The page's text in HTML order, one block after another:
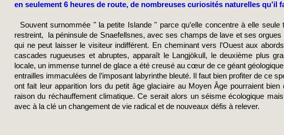
en seulement 6 heures de route, de nombreuses curiosités naturelles qu’il
  Souvent surnommée " la petite Islande "
parce qu’elle concentre à elle
restreint,  la péninsule de Snaefellsnes, avec ses champs de lave et ses
qui ne peut laisser le visiteur indifférent. En cheminant vers l’Ouest aux
cascades rugueuses et abruptes, apparaît le Langjökull, le deuxième plus
locale, un immense tunnel de glace a été creusé au cœur de ce géant
entrailles immaculées de l’imposant labyrinthe bleuté. Il faut bien profiter de ce
ont fait leur apparition lors du petit âge glaciaire au Moyen Âge pourraient
raison du réchauffement climatique. Ce serait alors un séisme écologique
avec à la clé un changement de vie radical et de nouveaux défis à relever.